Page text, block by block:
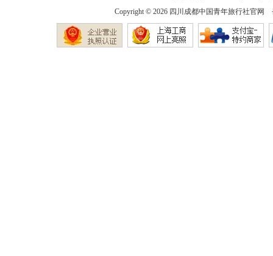
Copyright © 2026 四川成都中国青年旅行社官网